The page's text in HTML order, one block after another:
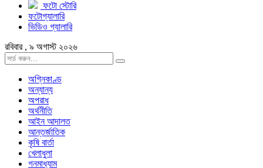
ফটো স্টোরি
ফটোগ্যালারি
ভিডিও গ্যালারি
রবিবার , ৯ অগাস্ট ২০২৬
অগ্নিকাণ্ড
অন্যান্য
অপরাধ
অর্থনীতি
আইন আদালত
আন্তর্জাতিক
কৃষি বার্তা
খেলাধুলা
গনমাধ্যাম